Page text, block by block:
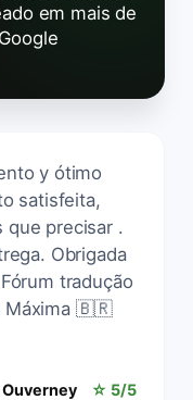
em mais de
y ótimo
satisfeita,
que precisar .
Obrigada
tradução
Máxima 🇧🇷
☆ 5/5